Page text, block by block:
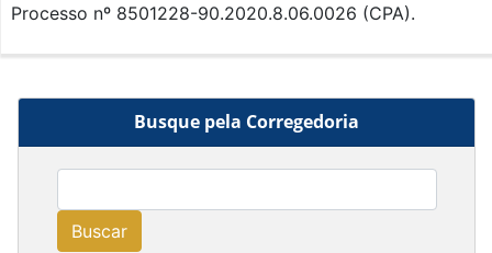
Busque pela Corregedoria
Buscar
Processo nº 8501228-90.2020.8.06.0026 (CPA).